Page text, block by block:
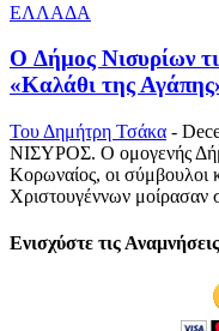
ΕΛΛΑΔΑ
O Δήμος Νισυρίων
«Καλάθι της
Του Δημήτρη Τσάκα -
ΝΙΣΥΡΟΣ. Ο ομογενής
Κορωναίος, οι σύμβουλοι
Χριστουγέννων μοίρασαν
Ενισχύστε τις Αναμνήσεις